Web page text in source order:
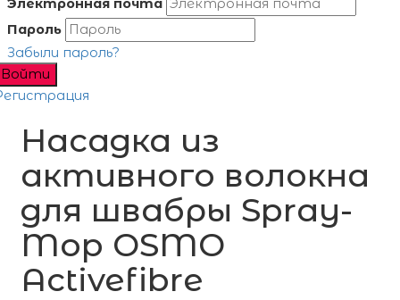
Электронная почта
Пароль
Забыли пароль?
Войти
Насадка из
активного волокна
для швабры Spray-
Mop OSMO
Activefibre